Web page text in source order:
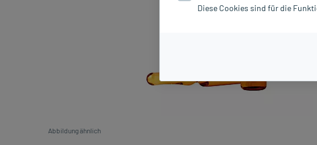
Abbildung ähnlich
Diese Cookies sind für die